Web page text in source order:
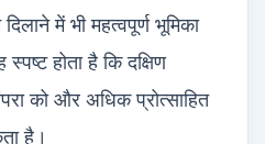
में भी महत्वपूर्ण भूमिका
होता है कि दक्षिण
को और अधिक प्रोत्साहित
है।